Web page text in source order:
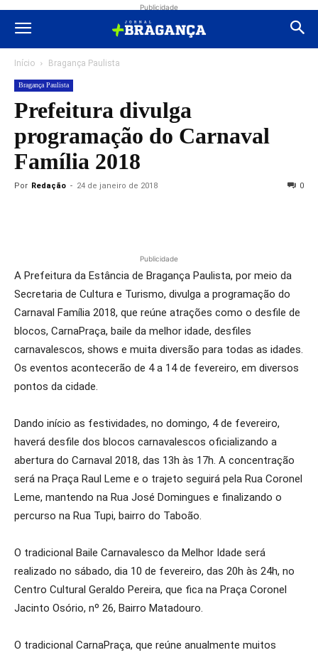
Publicidade
Início Bragança Paulista
Bragança Paulista
Prefeitura divulga
programação do Carnaval
Família 2018
Por Redação - 24 de janeiro de 2018 0
Publicidade
A Prefeitura da Estância de Bragança Paulista, por meio da
Secretaria de Cultura e Turismo, divulga a programação do
Carnaval Família 2018, que reúne atrações como o desfile de
blocos, CarnaPraça, baile da melhor idade, desfiles
carnavalescos, shows e muita diversão para todas as idades.
Os eventos acontecerão de 4 a 14 de fevereiro, em diversos
pontos da cidade.
Dando início as festividades, no domingo, 4 de fevereiro,
haverá desfile dos blocos carnavalescos oficializando a
abertura do Carnaval 2018, das 13h às 17h. A concentração
será na Praça Raul Leme e o trajeto seguirá pela Rua Coronel
Leme, mantendo na Rua José Domingues e finalizando o
percurso na Rua Tupi, bairro do Taboão.
O tradicional Baile Carnavalesco da Melhor Idade será
realizado no sábado, dia 10 de fevereiro, das 20h às 24h, no
Centro Cultural Geraldo Pereira, que fica na Praça Coronel
Jacinto Osório, nº 26, Bairro Matadouro.
O tradicional CarnaPraça, que reúne anualmente muitos